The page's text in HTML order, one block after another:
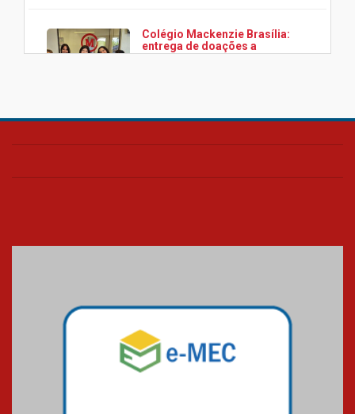
Colégio Mackenzie Brasília:
entrega de doações a
associação Viver da Cidade
Colégio Presbiteriano
os funcionários
07.11.2024
Equipe de saltos ornamentais
do Mackenzie Brasília